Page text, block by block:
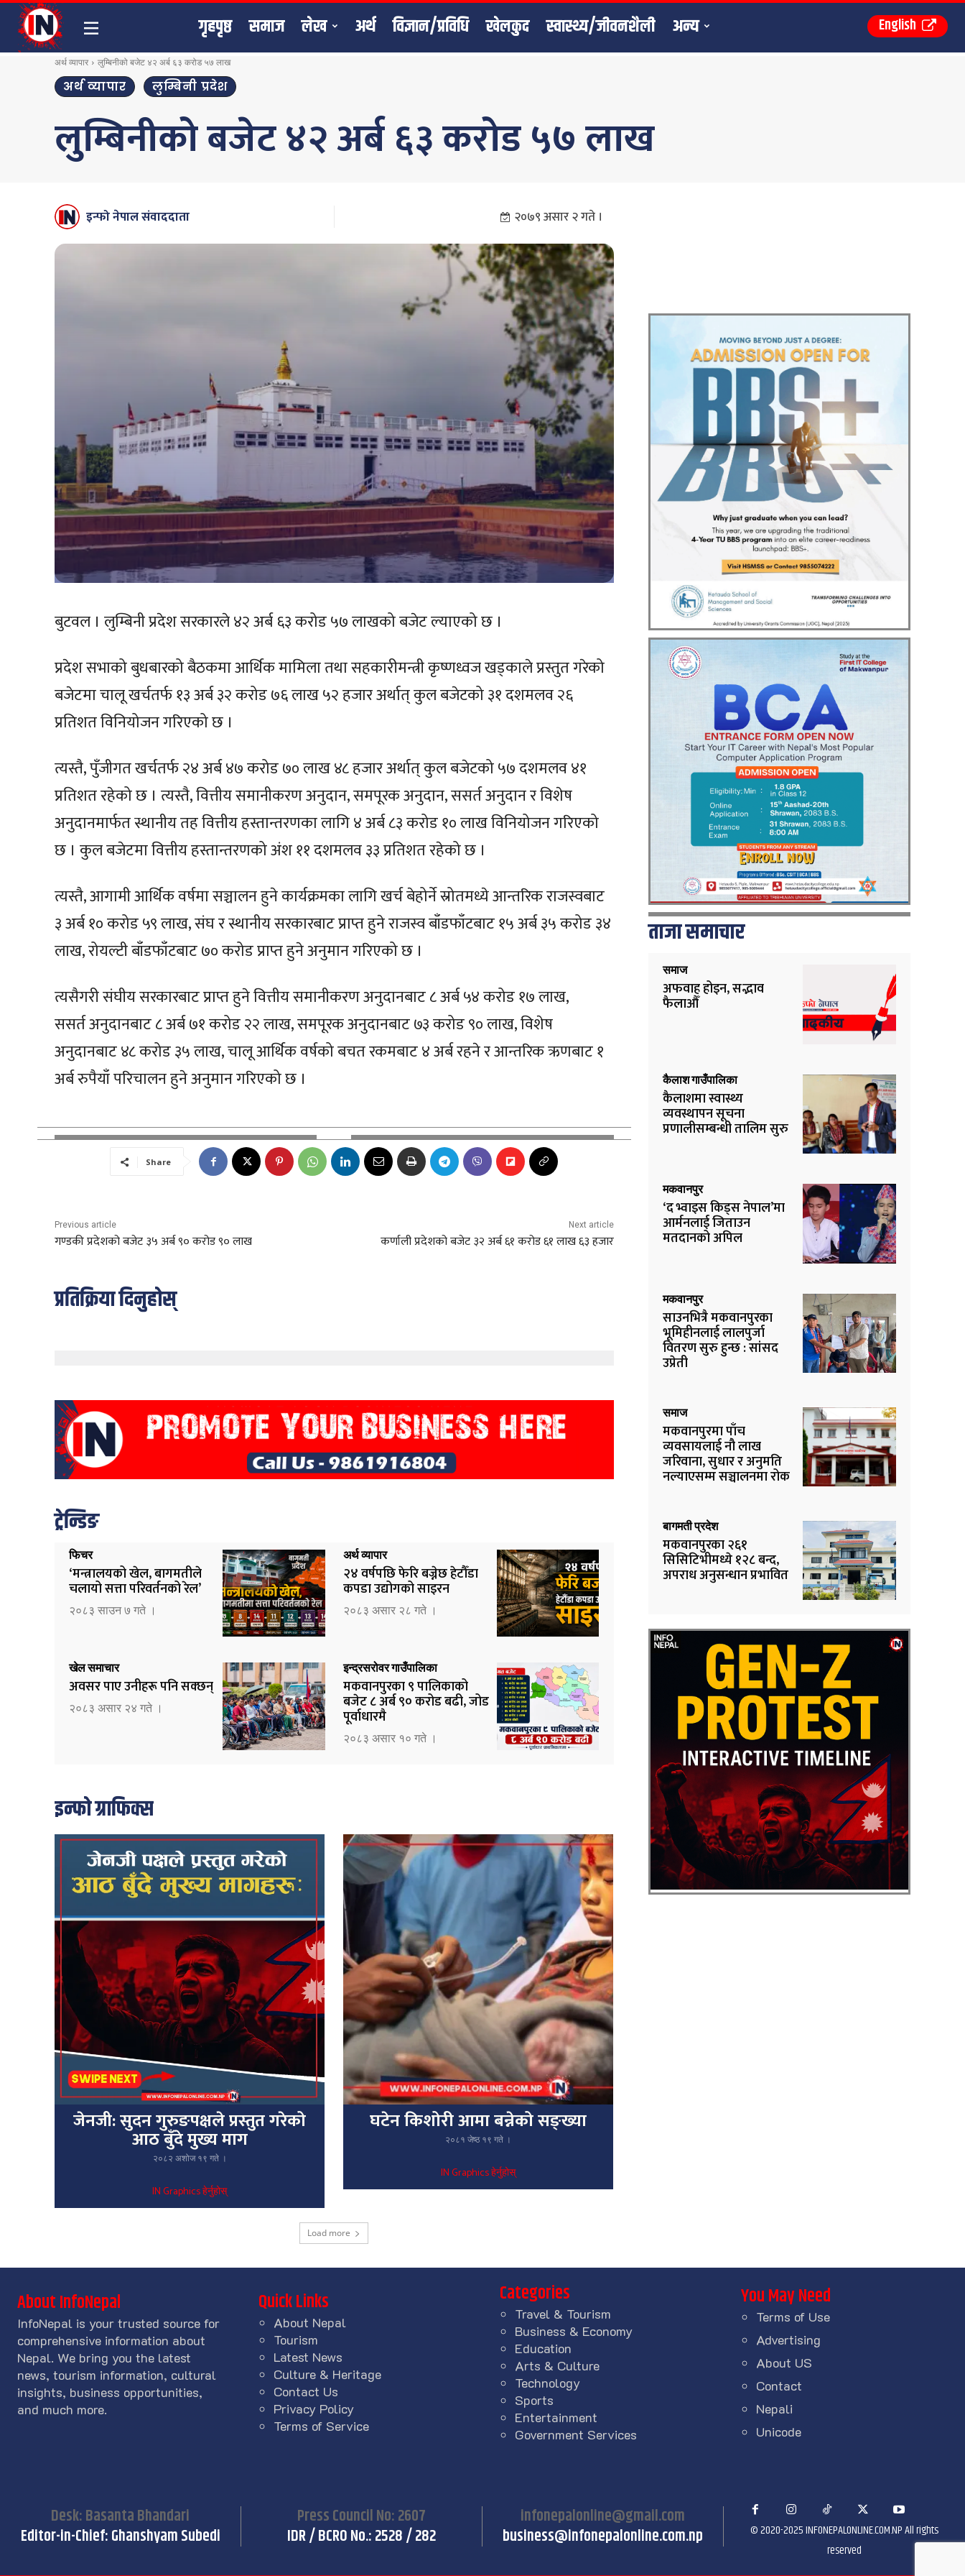
गृहपृष्ठ समाज लेख अर्थ विज्ञान/प्रविधि खेलकुद स्वास्थ्य/जीवनशैली अन्य English
अर्थ व्यापार लुम्बिनीको बजेट ४२ अर्ब ६३ करोड ५७ लाख
अर्थ व्यापार लुम्बिनी प्रदेश
लुम्बिनीको बजेट ४२ अर्ब ६३ करोड ५७ लाख
इन्फो नेपाल संवाददाता २०७९ असार २ गते ।
बुटवल । लुम्बिनी प्रदेश सरकारले ४२ अर्ब ६३ करोड ५७ लाखको बजेट ल्याएको छ ।
प्रदेश सभाको बुधबारको बैठकमा आर्थिक मामिला तथा सहकारीमन्त्री कृष्णध्वज खड्काले प्रस्तुत गरेको
बजेटमा चालू खर्चतर्फ १३ अर्ब ३२ करोड ७६ लाख ५२ हजार अर्थात् कुल बजेटको ३१ दशमलव २६
प्रतिशत विनियोजन गरिएको छ ।
त्यस्तै, पुँजीगत खर्चतर्फ २४ अर्ब ४७ करोड ७० लाख ४८ हजार अर्थात् कुल बजेटको ५७ दशमलव ४१
प्रतिशत रहेको छ । त्यस्तै, वित्तीय समानीकरण अनुदान, समपूरक अनुदान, ससर्त अनुदान र विशेष
अनुदानमार्फत स्थानीय तह वित्तीय हस्तान्तरणका लागि ४ अर्ब ८३ करोड १० लाख विनियोजन गरिएको
छ । कुल बजेटमा वित्तीय हस्तान्तरणको अंश ११ दशमलव ३३ प्रतिशत रहेको छ ।
त्यस्तै, आगामी आर्थिक वर्षमा सञ्चालन हुने कार्यक्रमका लागि खर्च बेहोर्ने स्रोतमध्ये आन्तरिक राजस्वबाट
३ अर्ब १० करोड ५९ लाख, संघ र स्थानीय सरकारबाट प्राप्त हुने राजस्व बाँडफाँटबाट १५ अर्ब ३५ करोड ३४
लाख, रोयल्टी बाँडफाँटबाट ७० करोड प्राप्त हुने अनुमान गरिएको छ ।
त्यसैगरी संघीय सरकारबाट प्राप्त हुने वित्तीय समानीकरण अनुदानबाट ८ अर्ब ५४ करोड १७ लाख,
ससर्त अनुदानबाट ८ अर्ब ७१ करोड २२ लाख, समपूरक अनुदानबाट ७३ करोड ९० लाख, विशेष
अनुदानबाट ४८ करोड ३५ लाख, चालू आर्थिक वर्षको बचत रकमबाट ४ अर्ब रहने र आन्तरिक ऋणबाट १
अर्ब रुपैयाँ परिचालन हुने अनुमान गरिएको छ ।
Share
Previous article
गण्डकी प्रदेशको बजेट ३५ अर्ब ९० करोड ९० लाख
Next article
कर्णाली प्रदेशको बजेट ३२ अर्ब ६१ करोड ६१ लाख ६३ हजार
प्रतिक्रिया दिनुहोस्
ट्रेन्डिङ
फिचर
‘मन्त्रालयको खेल, बागमतीले
चलायो सत्ता परिवर्तनको रेल’
२०८३ साउन ७ गते ।
अर्थ व्यापार
२४ वर्षपछि फेरि बज्नेछ हेटौँडा
कपडा उद्योगको साइरन
२०८३ असार २८ गते ।
खेल समाचार
अवसर पाए उनीहरू पनि सक्छन्
२०८३ असार २४ गते ।
इन्द्रसरोवर गाउँपालिका
मकवानपुरका ९ पालिकाको
बजेट ८ अर्ब ९० करोड बढी, जोड
पूर्वाधारमै
२०८३ असार १० गते ।
इन्फो ग्राफिक्स
जेनजी: सुदन गुरुङपक्षले प्रस्तुत गरेको
आठ बुँदे मुख्य माग
२०८२ अशोज १९ गते ।
IN Graphics हेर्नुहोस्
घटेन किशोरी आमा बन्नेको सङ्ख्या
२०८१ जेष्ठ १९ गते ।
IN Graphics हेर्नुहोस्
Load more
ताजा समाचार
समाज
अफवाह होइन, सद्भाव
फैलाऔँ
कैलाश गाउँपालिका
कैलाशमा स्वास्थ्य
व्यवस्थापन सूचना
प्रणालीसम्बन्धी तालिम सुरु
मकवानपुर
‘द भ्वाइस किड्स नेपाल’मा
आर्मनलाई जिताउन
मतदानको अपिल
मकवानपुर
साउनभित्रै मकवानपुरका
भूमिहीनलाई लालपुर्जा
वितरण सुरु हुन्छ : सांसद
उप्रेती
समाज
मकवानपुरमा पाँच
व्यवसायलाई नौ लाख
जरिवाना, सुधार र अनुमति
नल्याएसम्म सञ्चालनमा रोक
बागमती प्रदेश
मकवानपुरका २६१
सिसिटिभीमध्ये १२८ बन्द,
अपराध अनुसन्धान प्रभावित
About InfoNepal
InfoNepal is your trusted source for
comprehensive information about
Nepal. We bring you the latest
news, tourism information, cultural
insights, business opportunities,
and much more.
Quick Links
About Nepal
Tourism
Latest News
Culture & Heritage
Contact Us
Privacy Policy
Terms of Service
Categories
Travel & Tourism
Business & Economy
Education
Arts & Culture
Technology
Sports
Entertainment
Government Services
You May Need
Terms of Use
Advertising
About US
Contact
Nepali
Unicode
Desk: Basanta Bhandari
Editor-in-Chief: Ghanshyam Subedi
Press Council No: 2607
IDR / BCRO No.: 2528 / 282
infonepalonline@gmail.com
business@infonepalonline.com.np
© 2020-2025 INFONEPALONLINE.COM.NP All rights
reserved